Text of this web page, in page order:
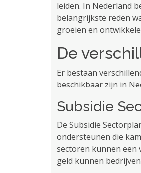
leiden. In Nederland
belangrijkste reden
groeien en
De
Er bestaan
beschikbaar zijn in
Subsidie
De Subsidie
ondersteunen die
sectoren kunnen een
geld kunnen